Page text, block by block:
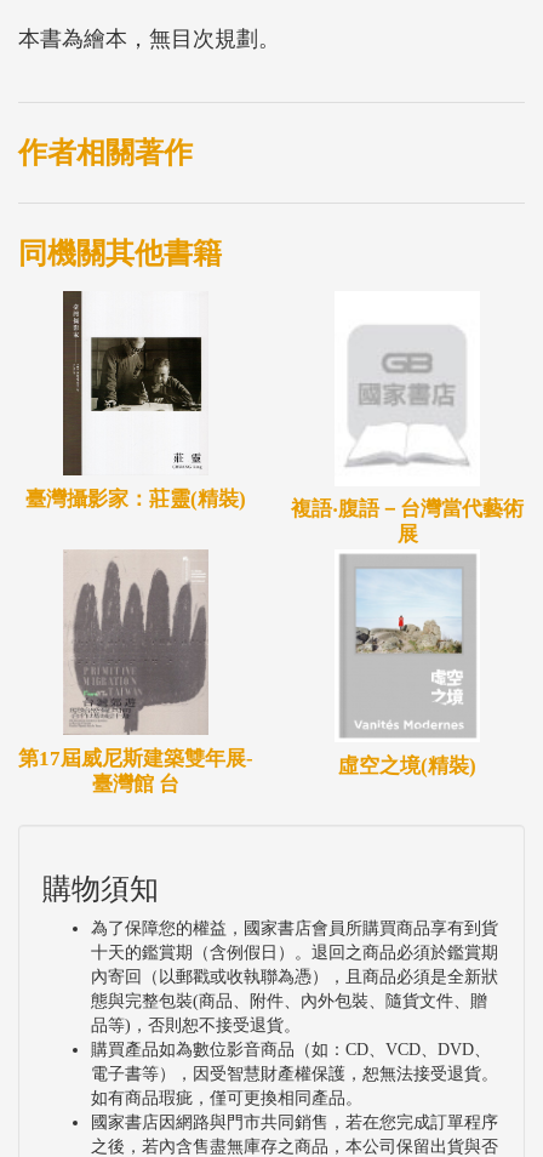
本書為繪本，無目次規劃。
作者相關著作
同機關其他書籍
臺灣攝影家：莊靈(精裝)
複語‧腹語－台灣當代藝術
展
第17屆威尼斯建築雙年展-
臺灣館 台
虛空之境(精裝)
購物須知
為了保障您的權益，國家書店會員所購買商品享有到貨
十天的鑑賞期（含例假日）。退回之商品必須於鑑賞期
內寄回（以郵戳或收執聯為憑），且商品必須是全新狀
態與完整包裝(商品、附件、內外包裝、隨貨文件、贈
品等)，否則恕不接受退貨。
購買產品如為數位影音商品（如：CD、VCD、DVD、
電子書等），因受智慧財產權保護，恕無法接受退貨。
如有商品瑕疵，僅可更換相同產品。
國家書店因網路與門市共同銷售，若在您完成訂單程序
之後，若內含售盡無庫存之商品，本公司保留出貨與否